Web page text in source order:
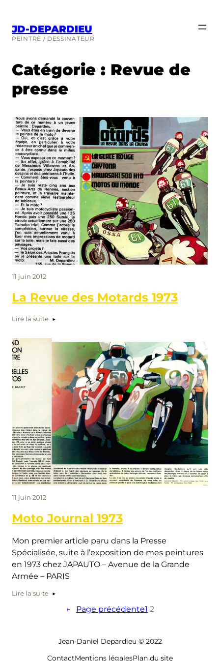
JD-DEPARDIEU
PEINTRE / DESSINATEUR
Catégorie : Revue de
presse
11 juin 2012
La Revue des Motards 1973
Lire la suite
11 juin 2012
Moto Journal 1973
Mon premier article paru dans la Presse
Spécialisée, suite à l’exposition de mes peintures
en 1973 chez JAPAUTO – Avenue de la Grande
Armée – PARIS
Lire la suite
← Page précédente1 2
Jean-Daniel Depardieu © 2022
ContactMentions légalesPlan du site